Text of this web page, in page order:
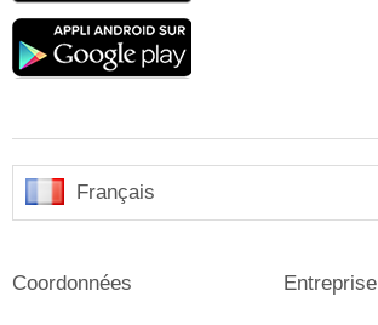
Google
Français
Coordonnées Entreprise